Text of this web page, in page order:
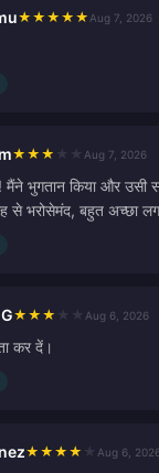
★ ★ ★ ★ ★ Aug 7, 2026
★ ★ ★ Aug 7, 2026
मैंने भुगतान किया और उसी
से भरोसेमंद, बहुत अच्छा
★ ★ ★ Aug 6, 2026
कर दें।
★ ★ ★ ★ Aug 6,